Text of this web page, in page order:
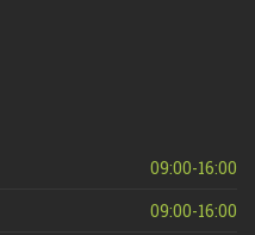
09:00-16:00
09:00-16:00